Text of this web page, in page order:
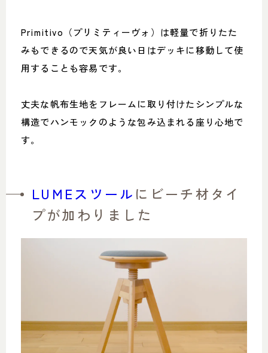
Primitivo（プリミティーヴォ）は軽量で折りたた
みもできるので天気が良い日はデッキに移動して使
用することも容易です。
丈夫な帆布生地をフレームに取り付けたシンプルな
構造でハンモックのような包み込まれる座り心地で
す。
LUMEスツール にビーチ材タイ
プが加わりました